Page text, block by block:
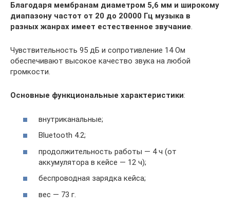
Благодаря мембранам диаметром 5,6 мм и широкому
диапазону частот от 20 до 20000 Гц музыка в
разных жанрах имеет естественное звучание.
Чувствительность 95 дБ и сопротивление 14 Ом
обеспечивают высокое качество звука на любой
громкости.
Основные функциональные характеристики:
внутриканальные;
Bluetooth 4.2;
продолжительность работы — 4 ч (от
аккумулятора в кейсе — 12 ч);
беспроводная зарядка кейса;
вес — 73 г.